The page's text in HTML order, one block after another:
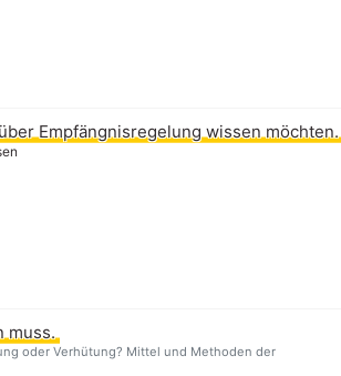
Empfängnisregelung wissen möchten.
muss.
oder Verhütung? Mittel und Methoden der